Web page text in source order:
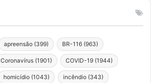
apreensão (399) BR-116 (963)
Coronavírus (1901) COVID-19 (1944)
homicídio (1043) incêndio (343)